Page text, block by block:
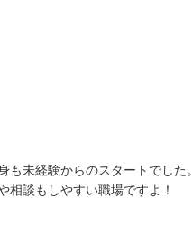
未経験からのスタートでした
相談もしやすい職場ですよ！